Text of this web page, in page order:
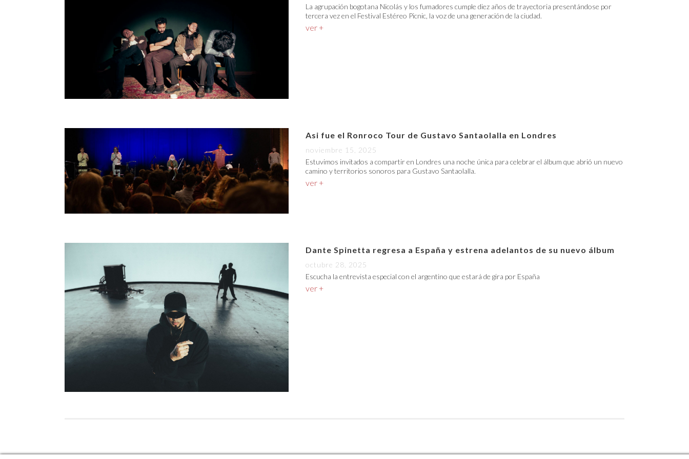
La agrupación bogotana Nicolás y los fumadores cumple diez años de trayectoria presentándose por
tercera vez en el Festival Estéreo Picnic, la voz de una generación de la ciudad.
ver +
Asi fue el Ronroco Tour de Gustavo Santaolalla en Londres
noviembre 15, 2025
Estuvimos invitados a compartir en Londres una noche única para celebrar el álbum que abrió un nuevo
camino y territorios sonoros para Gustavo Santaolalla.
ver +
Dante Spinetta regresa a España y estrena adelantos de su nuevo álbum
octubre 28, 2025
Escucha la entrevista especial con el argentino que estará de gira por España
ver +